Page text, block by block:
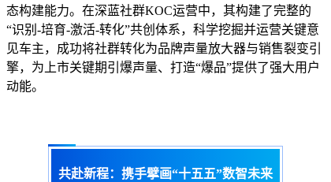
态构建能力。在深蓝社群KOC运营中，其构建了完整的
“识别-培育-激活-转化”共创体系，科学挖掘并运营关键意
见车主，成功将社群转化为品牌声量放大器与销售裂变引
擎，为上市关键期引爆声量、打造“爆品”提供了强大用户
动能。
共赴新程：携手擘画“十五五”数智未来